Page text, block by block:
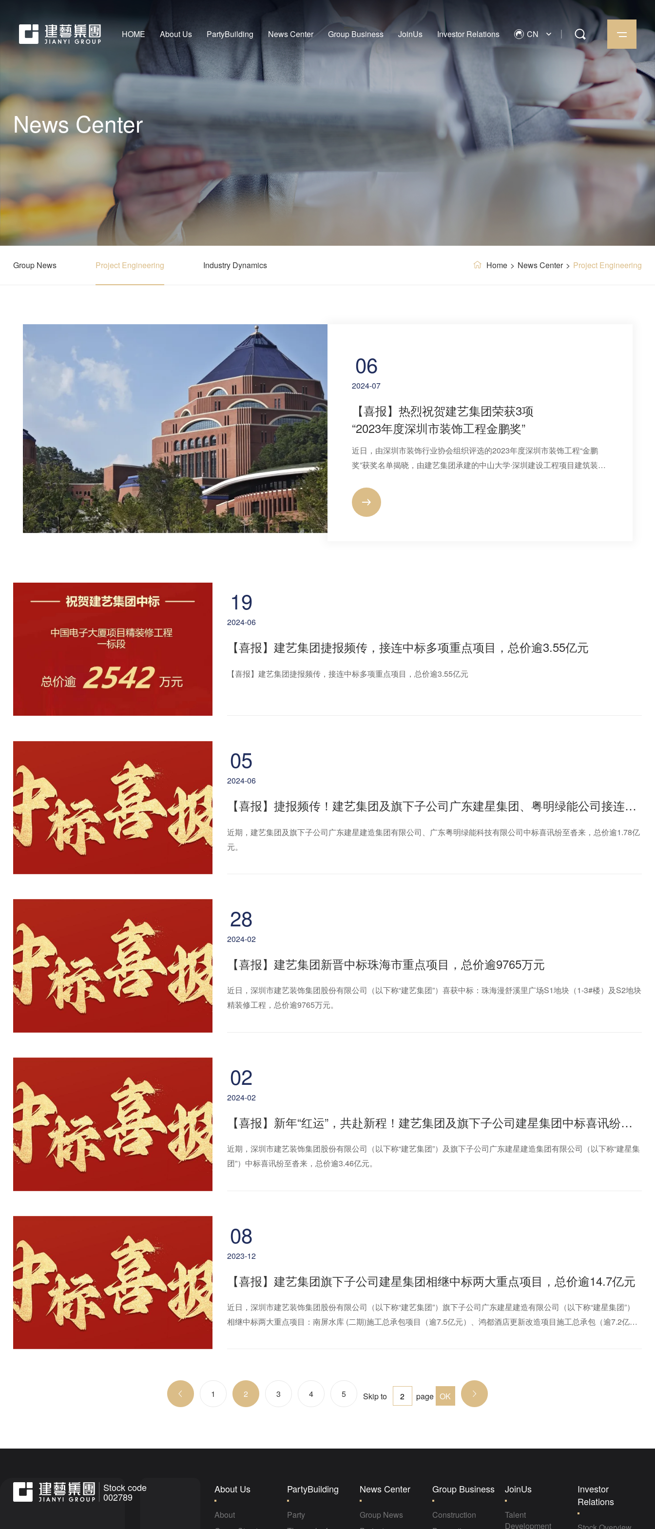
HOME About Us PartyBuilding News Center Group Business JoinUs Investor Relations CN
News Center
Group News Project Engineering Industry Dynamics Home > News Center > Project Engineering
06
2024-07
【喜报】热烈祝贺建艺集团荣获3项
“2023年度深圳市装饰工程金鹏奖”
近日，由深圳市装饰行业协会组织评选的2023年度深圳市装饰工程“金鹏
奖”获奖名单揭晓，由建艺集团承建的中山大学∙深圳建设工程项目建筑装修
程施工II标项目、深圳职业技术学院留仙洞校区G栋学生宿舍建设工程项目
装修装饰工程，共计3项工程荣获嘉奖，企业的技术优势和施工水准再获行
19
2024-06
【喜报】建艺集团捷报频传，接连中标多项重点项目，总价逾3.55亿元
【喜报】建艺集团捷报频传，接连中标多项重点项目，总价逾3.55亿元
05
2024-06
【喜报】捷报频传！建艺集团及旗下子公司广东建星集团、粤明绿能公司接连中标多项重点项目，总价逾1.78亿元
近期，建艺集团及旗下子公司广东建星建造集团有限公司、广东粤明绿能科技有限公司中标喜讯纷至沓来，总价逾1.78亿
元。
28
2024-02
【喜报】建艺集团新晋中标珠海市重点项目，总价逾9765万元
近日，深圳市建艺装饰集团股份有限公司（以下称“建艺集团”）喜获中标：珠海漫舒溪里广场S1地块（1-3#楼）及S2地块
精装修工程，总价逾9765万元。
02
2024-02
【喜报】新年“红运”，共赴新程！建艺集团及旗下子公司建星集团中标喜讯纷至沓来，总价逾3.46亿元
近期，深圳市建艺装饰集团股份有限公司（以下称“建艺集团”）及旗下子公司广东建星建造集团有限公司（以下称“建星集
团”）中标喜讯纷至沓来，总价逾3.46亿元。
08
2023-12
【喜报】建艺集团旗下子公司建星集团相继中标两大重点项目，总价逾14.7亿元
近日，深圳市建艺装饰集团股份有限公司（以下称“建艺集团”）旗下子公司广东建星建造有限公司（以下称“建星集团”）
相继中标两大重点项目：南屏水库 (二期)施工总承包项目（逾7.5亿元）、鸿都酒店更新改造项目施工总承包（逾7.2亿
1 2 3 4 5 Skip to page
Next page
Stock code
002789
About Us
About
PartyBuilding
Party
News Center
Group News
Group Business
Construction
JoinUs
Talent
Development
Investor
Relations